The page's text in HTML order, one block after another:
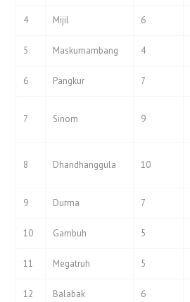
4 Mijil 6
5 Maskumambang 4
6 Pangkur 7
7 Sinom 9
8 Dhandhanggula 10
9 Durma 7
10 Gambuh 5
11 Megatruh 5
12 Balabak 6